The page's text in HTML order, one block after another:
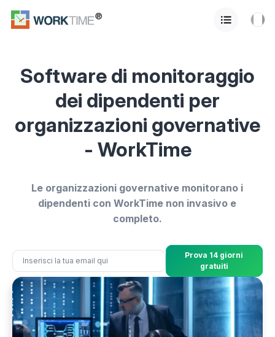
Software di monitoraggio
dei dipendenti per
organizzazioni governative
- WorkTime
Le organizzazioni governative monitorano i
dipendenti con WorkTime non invasivo e
completo.
Prova 14 giorni
gratuiti